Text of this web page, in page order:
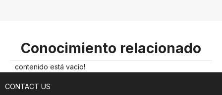
Conocimiento relacionado
contenido está vacío!
CONTACT US